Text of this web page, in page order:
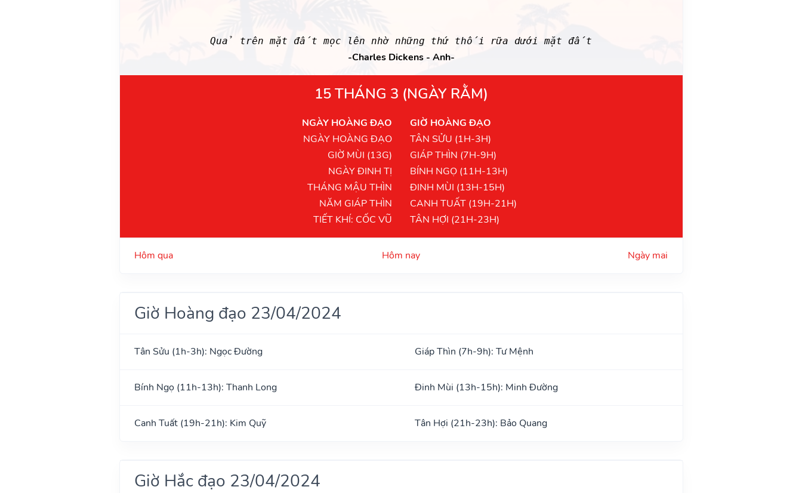
Quả trên mặt đất mọc lên nhờ những thứ thối rữa dưới mặt đất
-Charles Dickens - Anh-
15 THÁNG 3 (NGÀY RẰM)
NGÀY HOÀNG ĐẠO
NGÀY HOÀNG ĐẠO
GIỜ MÙI (13G)
NGÀY ĐINH TỊ
THÁNG MẬU THÌN
NĂM GIÁP THÌN
TIẾT KHÍ: CỐC VŨ
GIỜ HOÀNG ĐẠO
TÂN SỬU (1H-3H)
GIÁP THÌN (7H-9H)
BÍNH NGỌ (11H-13H)
ĐINH MÙI (13H-15H)
CANH TUẤT (19H-21H)
TÂN HỢI (21H-23H)
Hôm qua Hôm nay Ngày mai
Giờ Hoàng đạo 23/04/2024
Tân Sửu (1h-3h): Ngọc Đường Giáp Thìn (7h-9h): Tư Mệnh
Bính Ngọ (11h-13h): Thanh Long Đinh Mùi (13h-15h): Minh Đường
Canh Tuất (19h-21h): Kim Quỹ Tân Hợi (21h-23h): Bảo Quang
Giờ Hắc đạo 23/04/2024